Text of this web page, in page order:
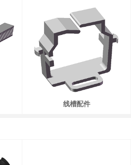
线槽配件